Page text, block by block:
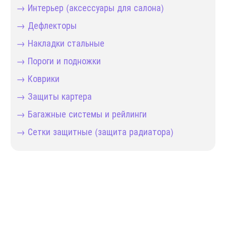
→ Интерьер (аксессуары для салона)
→ Дефлекторы
→ Накладки стальные
→ Пороги и подножки
→ Коврики
→ Защиты картера
→ Багажные системы и рейлинги
→ Сетки защитные (защита радиатора)